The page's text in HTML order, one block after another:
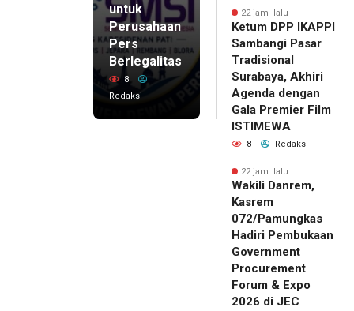
untuk
Perusahaan
Pers
Berlegalitas
8
Redaksi
22 jam lalu
Ketum DPP IKAPPI
Sambangi Pasar
Tradisional
Surabaya, Akhiri
Agenda dengan
Gala Premier Film
ISTIMEWA
8 Redaksi
22 jam lalu
Wakili Danrem,
Kasrem
072/Pamungkas
Hadiri Pembukaan
Government
Procurement
Forum & Expo
2026 di JEC